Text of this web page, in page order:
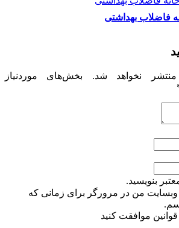
فاضلاب بهداشتی
نخواهد شد.
بخش‌های موردنیاز
بنویسید.
وبسایت من در مرورگر برای زمانی که
قوانین موافقت کنید